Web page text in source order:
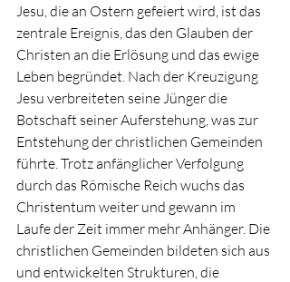
Jesu, die an Ostern gefeiert wird, ist das
zentrale Ereignis, das den Glauben der
Christen an die Erlösung und das ewige
Leben begründet. Nach der Kreuzigung
Jesu verbreiteten seine Jünger die
Botschaft seiner Auferstehung, was zur
Entstehung der christlichen Gemeinden
führte. Trotz anfänglicher Verfolgung
durch das Römische Reich wuchs das
Christentum weiter und gewann im
Laufe der Zeit immer mehr Anhänger. Die
christlichen Gemeinden bildeten sich aus
und entwickelten Strukturen, die